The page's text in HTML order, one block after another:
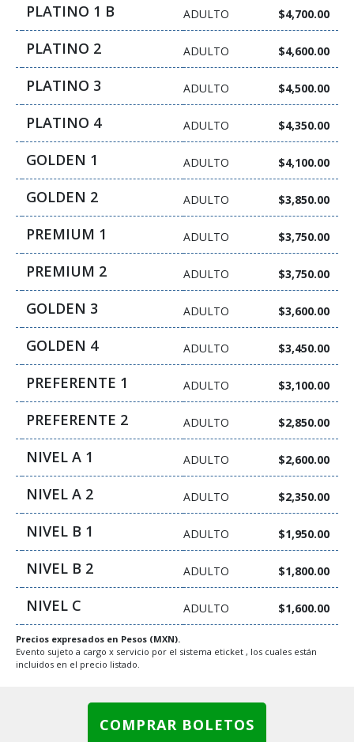
PLATINO 1 B ADULTO $4,700.00
PLATINO 2 ADULTO $4,600.00
PLATINO 3 ADULTO $4,500.00
PLATINO 4 ADULTO $4,350.00
GOLDEN 1 ADULTO $4,100.00
GOLDEN 2 ADULTO $3,850.00
PREMIUM 1 ADULTO $3,750.00
PREMIUM 2 ADULTO $3,750.00
GOLDEN 3 ADULTO $3,600.00
GOLDEN 4 ADULTO $3,450.00
PREFERENTE 1 ADULTO $3,100.00
PREFERENTE 2 ADULTO $2,850.00
NIVEL A 1 ADULTO $2,600.00
NIVEL A 2 ADULTO $2,350.00
NIVEL B 1 ADULTO $1,950.00
NIVEL B 2 ADULTO $1,800.00
NIVEL C ADULTO $1,600.00
Precios expresados en Pesos (MXN).
Evento sujeto a cargo x servicio por el sistema eticket , los cuales están
incluidos en el precio listado.
COMPRAR BOLETOS